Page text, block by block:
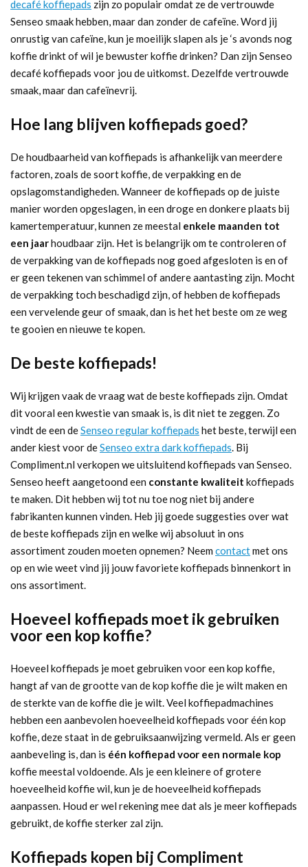
decafé koffiepads zijn zo populair omdat ze de vertrouwde
Senseo smaak hebben, maar dan zonder de cafeïne. Word jij
onrustig van cafeïne, kun je moeilijk slapen als je ‘s avonds nog
koffie drinkt of wil je bewuster koffie drinken? Dan zijn Senseo
decafé koffiepads voor jou de uitkomst. Dezelfde vertrouwde
smaak, maar dan cafeïnevrij.
Hoe lang blijven koffiepads goed?
De houdbaarheid van koffiepads is afhankelijk van meerdere
factoren, zoals de soort koffie, de verpakking en de
opslagomstandigheden. Wanneer de koffiepads op de juiste
manier worden opgeslagen, in een droge en donkere plaats bij
kamertemperatuur, kunnen ze meestal enkele maanden tot
een jaarhoudbaar zijn. Het is belangrijk om te controleren of
de verpakking van de koffiepads nog goed afgesloten is en of
er geen tekenen van schimmel of andere aantasting zijn. Mocht
de verpakking toch beschadigd zijn, of hebben de koffiepads
een vervelende geur of smaak, dan is het het beste om ze weg
te gooien en nieuwe te kopen.
De beste koffiepads!
Wij krijgen vaak de vraag wat de beste koffiepads zijn. Omdat
dit vooral een kwestie van smaak is, is dit niet te zeggen. Zo
vindt de een deSenseo regular koffiepads het beste, terwijl een
ander kiest voor deSenseo extra dark koffiepads. Bij
Compliment.nl verkopen we uitsluitend koffiepads van Senseo.
Senseo heeft aangetoond een constante kwaliteit koffiepads
te maken. Dit hebben wij tot nu toe nog niet bij andere
fabrikanten kunnen vinden. Heb jij goede suggesties over wat
de beste koffiepads zijn en welke wij absoluut in ons
assortiment zouden moeten opnemen? Neem contactmet ons
op en wie weet vind jij jouw favoriete koffiepads binnenkort in
ons assortiment.
Hoeveel koffiepads moet ik gebruiken
voor een kop koffie?
Hoeveel koffiepads je moet gebruiken voor een kop koffie,
hangt af van de grootte van de kop koffie die je wilt maken en
de sterkte van de koffie die je wilt. Veel koffiepadmachines
hebben een aanbevolen hoeveelheid koffiepads voor één kop
koffie, deze staat in de gebruiksaanwijzing vermeld. Als er geen
aanbeveling is, dan is één koffiepad voor een normale kop
koffie meestal voldoende. Als je een kleinere of grotere
hoeveelheid koffie wil, kun je de hoeveelheid koffiepads
aanpassen. Houd er wel rekening mee dat als je meer koffiepads
gebruikt, de koffie sterker zal zijn.
Koffiepads kopen bij Compliment